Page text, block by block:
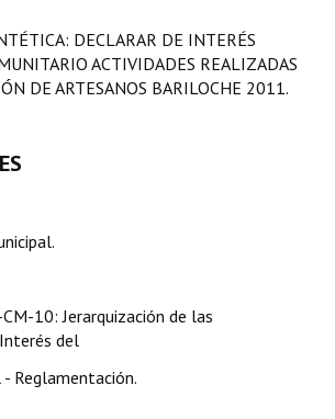
DECLARAR DE INTERÉS
ACTIVIDADES REALIZADAS
DE ARTESANOS BARILOCHE 2011.
10: Jerarquización de las
del
Reglamentación.